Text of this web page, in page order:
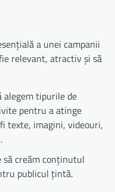
a unei campanii
relevant, atractiv și să
alegem tipurile de
pentru a atinge
texte, imagini, videouri,
să creăm conținutul
publicul țintă.